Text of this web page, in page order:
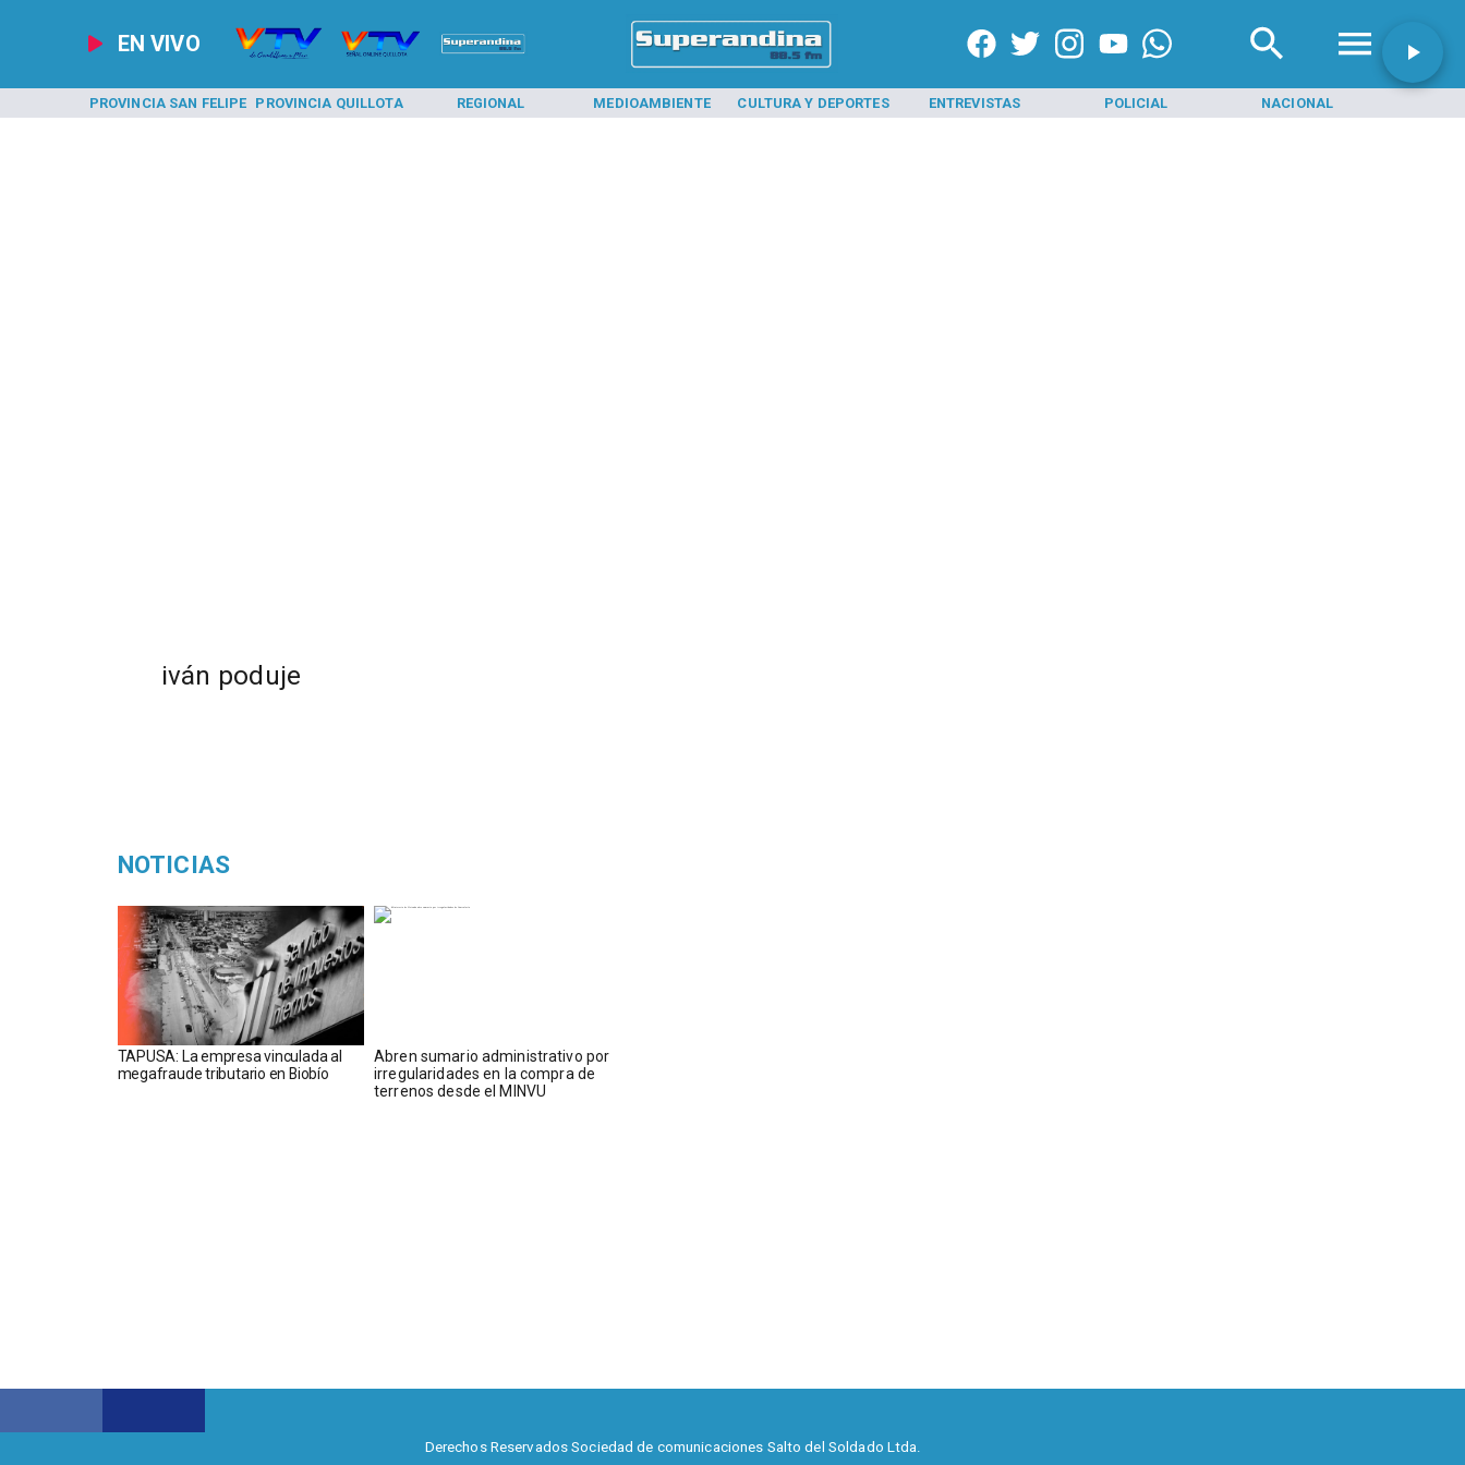
EN VIVO
PROVINCIA SAN FELIPE PROVINCIA QUILLOTA REGIONAL MEDIOAMBIENTE CULTURA Y DEPORTES ENTREVISTAS POLICIAL NACIONAL
iván poduje
NOTICIAS
TAPUSA: La empresa vinculada al
megafraude tributario en Biobío
Abren sumario administrativo por
irregularidades en la compra de
terrenos desde el MINVU
Derechos Reservados Sociedad de comunicaciones Salto del Soldado Ltda.